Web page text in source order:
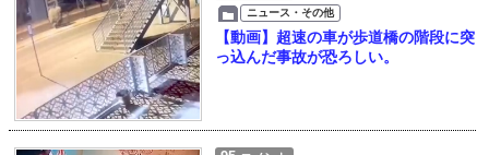
ニュース・その他
【動画】超速の車が歩道橋の階段に突
っ込んだ事故が恐ろしい。